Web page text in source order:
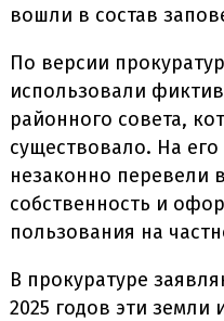
вошли в состав
По версии
использовали
районного совета,
существовало. На
незаконно перевели
собственность и
пользования на
В прокуратуре
2025 годов эти земли